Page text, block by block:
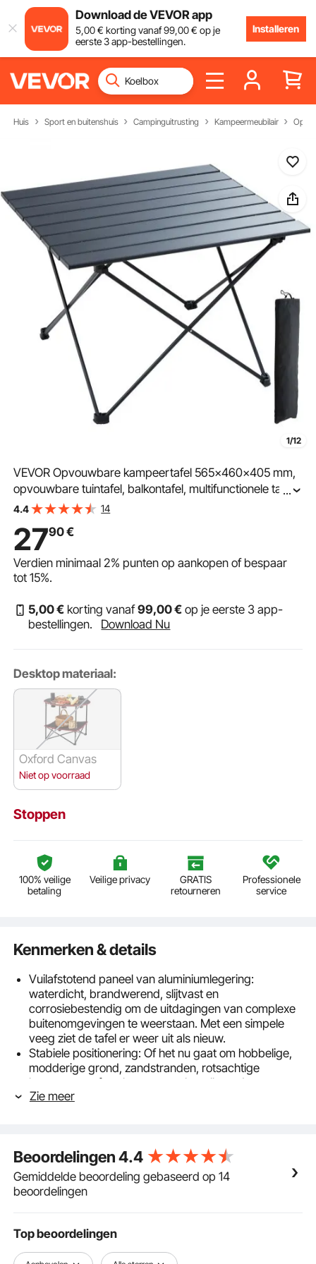
Download de VEVOR app
5,00€ korting vanaf99,00€ op je
eerste 3 app-bestellingen.
Installeren
Huis Sport en buitenshuis Campinguitrusting Kampeermeubilair
1/12
VEVOR Opvouwbare kampeertafel 565x460x405 mm,
opvouwbare tuintafel, balkontafel, multifunctionele tafel,
draagvermogen van 30 kg, aluminiumlegering
temperatuurbestendig, draagbaar
...
4.4 14
2790€
Verdien minimaal2% punten op aankopen of bespaar
tot15%.
5,00€ korting vanaf99,00€ op je eerste 3 app-
bestellingen.
Download Nu
Desktop materiaal:
Oxford Canvas
Niet op voorraad
Stoppen
100% veilige
betaling
Veilige privacy
GRATIS
retourneren
Professionele
service
Kenmerken & details
Vuilafstotend paneel van aluminiumlegering:
waterdicht, brandwerend, slijtvast en
corrosiebestendig om de uitdagingen van complexe
buitenomgevingen te weerstaan. Met een simpele
veeg ziet de tafel er weer uit als nieuw.
Stabiele positionering: Of het nu gaat om hobbelige,
modderige grond, zandstranden, rotsachtige
bergwegen of zachte gazons, het allround ontwerp
zorgt voor een stabiele positionering, zodat u zich
30 kg. Het gebruik van vier verstevigingen zorgt
ervoor dat de tafel niet schudt tijdens het gebruik en
zorgt zo voor een stabiele gebruikservaring.
Met een gewicht van 1,4 kg is hij licht en draagbaar:
worden opgetild en in slechts een seconde worden
formaat van 22,24 x 18,11 x 15,94 inch (565 x 460 x
Zie meer
Beoordelingen4.4
Gemiddelde beoordeling gebaseerd op 14
beoordelingen
Top beoordelingen